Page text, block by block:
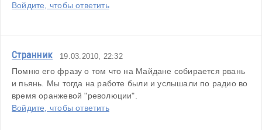
Войдите, чтобы ответить
Странник 19.03.2010, 22:32
Помню его фразу о том что на Майдане собирается рвань
и пьянь. Мы тогда на работе были и услышали по радио во
время оранжевой "революции".
Войдите, чтобы ответить